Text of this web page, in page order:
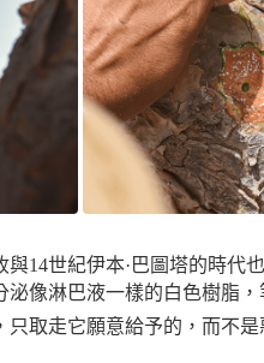
與14世紀伊本·巴圖塔的時
像淋巴液一樣的白色樹脂
取走它願意給予的，而不